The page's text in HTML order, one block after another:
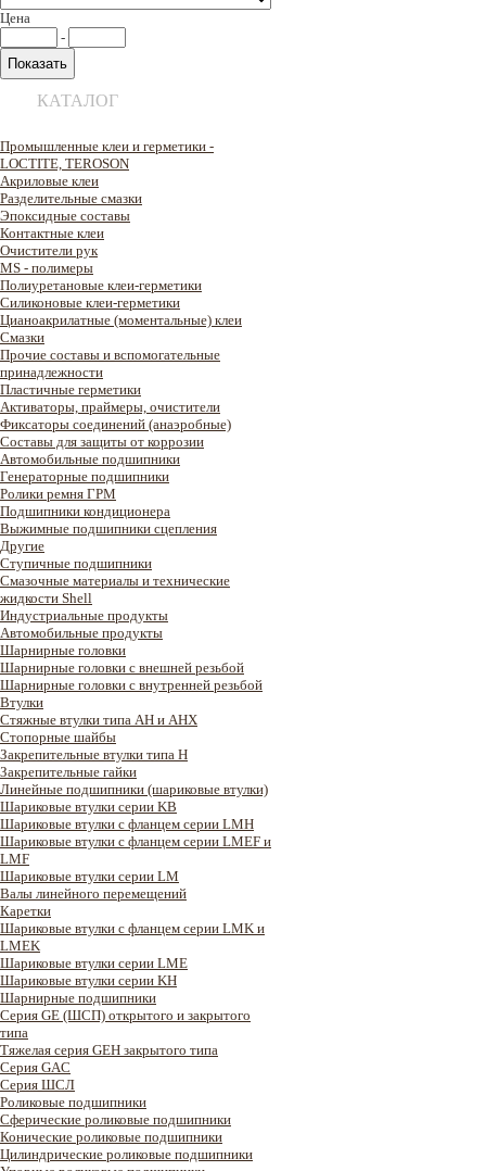
Цена
-
КАТАЛОГ
Промышленные клеи и герметики -
LOCTITE, TEROSON
Акриловые клеи
Разделительные смазки
Эпоксидные составы
Контактные клеи
Очистители рук
MS - полимеры
Полиуретановые клеи-герметики
Силиконовые клеи-герметики
Цианоакрилатные (моментальные) клеи
Смазки
Прочие составы и вспомогательные
принадлежности
Пластичные герметики
Активаторы, праймеры, очистители
Фиксаторы соединений (анаэробные)
Составы для защиты от коррозии
Автомобильные подшипники
Генераторные подшипники
Ролики ремня ГРМ
Подшипники кондиционера
Выжимные подшипники сцепления
Другие
Ступичные подшипники
Смазочные материалы и технические
жидкости Shell
Индустриальные продукты
Автомобильные продукты
Шарнирные головки
Шарнирные головки с внешней резьбой
Шарнирные головки с внутренней резьбой
Втулки
Стяжные втулки типа AH и AHX
Стопорные шайбы
Закрепительные втулки типа H
Закрепительные гайки
Линейные подшипники (шариковые втулки)
Шариковые втулки серии KB
Шариковые втулки с фланцем серии LMH
Шариковые втулки с фланцем серии LMEF и
LMF
Шариковые втулки серии LM
Валы линейного перемещений
Каретки
Шариковые втулки с фланцем серии LMK и
LMEK
Шариковые втулки серии LME
Шариковые втулки серии KH
Шарнирные подшипники
Серия GE (ШСП) открытого и закрытого
типа
Тяжелая серия GEH закрытого типа
Серия GAC
Cерия ШСЛ
Роликовые подшипники
Сферические роликовые подшипники
Конические роликовые подшипники
Цилиндрические роликовые подшипники